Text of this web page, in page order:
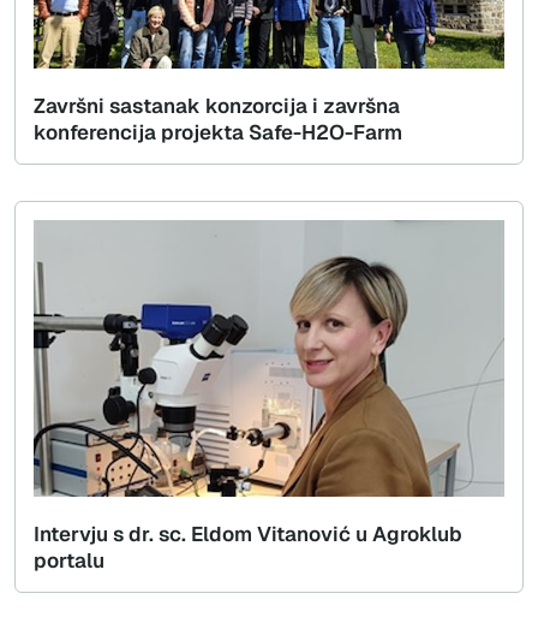
Završni sastanak konzorcija i završna
konferencija projekta Safe-H2O-Farm
Intervju s dr. sc. Eldom Vitanović u Agroklub
portalu